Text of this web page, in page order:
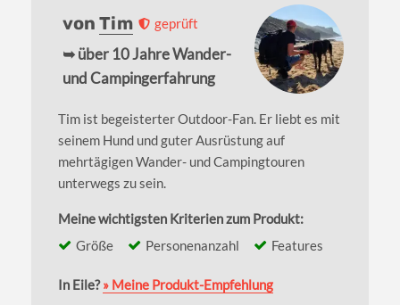
vonTim geprüft
➥ über 10 Jahre Wander-
und Campingerfahrung
Tim ist begeisterter Outdoor-Fan. Er liebt es mit
seinem Hund und guter Ausrüstung auf
mehrtägigen Wander- und Campingtouren
unterwegs zu sein.
Meine wichtigsten Kriterien zum Produkt:
Größe
Personenanzahl Features
In Eile?» Meine Produkt-Empfehlung